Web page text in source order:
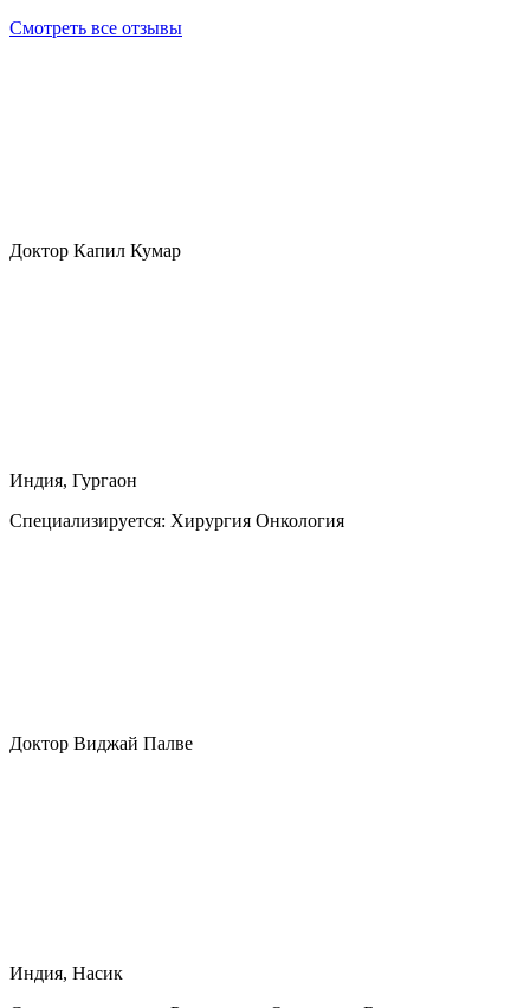
Смотреть все отзывы
Доктор Капил Кумар
Индия, Гургаон
Специализируется: Хирургия Онкология
Доктор Виджай Палве
Индия, Насик